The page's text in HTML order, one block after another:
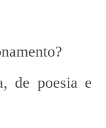
de poesia e